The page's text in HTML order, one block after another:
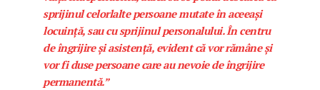
sprijinul celorlalte persoane mutate în aceeași
locuință, sau cu sprijinul personalului. În centru
de îngrijire și asistență, evident că vor rămâne și
vor fi duse persoane care au nevoie de îngrijire
permanentă.”